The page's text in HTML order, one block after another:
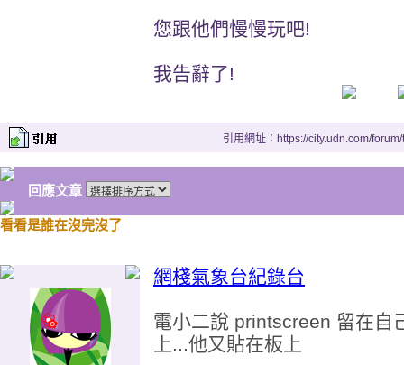
您跟他們慢慢玩吧!
我告辭了!
引用網址：https://city.udn.com/
回應文章
看看是誰在沒完沒了
網棧氣象台紀錄台
電小二說 printscreen 留在自
上...他又貼在板上